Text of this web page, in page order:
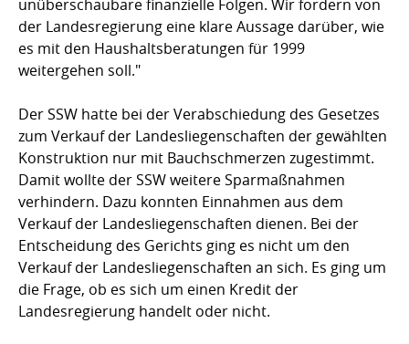
unüberschaubare finanzielle Folgen. Wir fordern von
der Landesregierung eine klare Aussage darüber, wie
es mit den Haushaltsberatungen für 1999
weitergehen soll."
Der SSW hatte bei der Verabschiedung des Gesetzes
zum Verkauf der Landesliegenschaften der gewählten
Konstruktion nur mit Bauchschmerzen zugestimmt.
Damit wollte der SSW weitere Sparmaßnahmen
verhindern. Dazu konnten Einnahmen aus dem
Verkauf der Landesliegenschaften dienen. Bei der
Entscheidung des Gerichts ging es nicht um den
Verkauf der Landesliegenschaften an sich. Es ging um
die Frage, ob es sich um einen Kredit der
Landesregierung handelt oder nicht.